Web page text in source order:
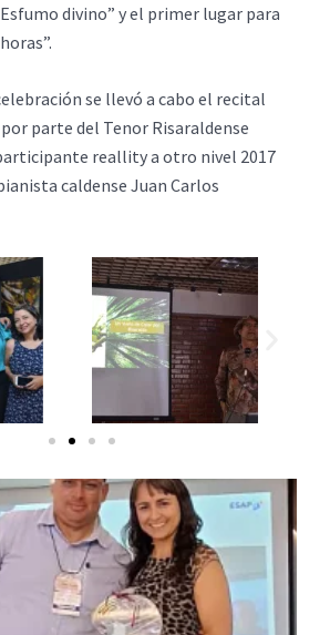
divino” y el primer lugar para
se llevó a cabo el recital
parte del Tenor Risaraldense
reallity a otro nivel 2017
caldense Juan Carlos